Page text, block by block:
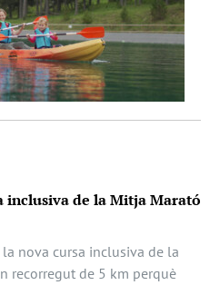
inclusiva de la Mitja Marató
nova cursa inclusiva de la
recorregut de 5 km perquè